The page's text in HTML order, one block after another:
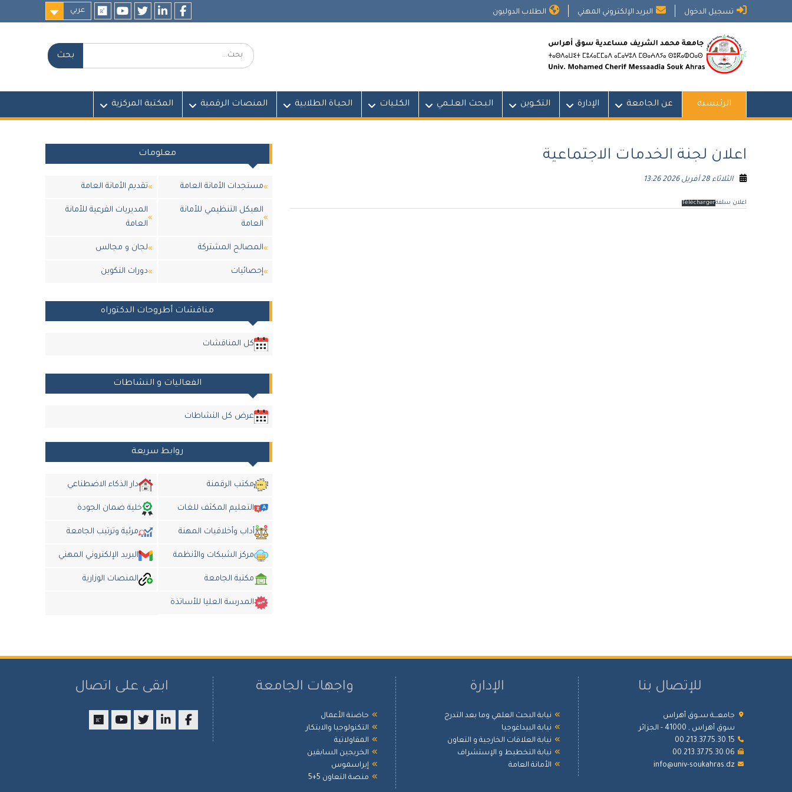
تسجيل الدخول البريد الإلكتروني المهني الطلاب الدوليون
عربي
بحث:
الرئيسية عن الجامعة الإدارة التكــوين البـحث العلــمي الكلـيات الحيـاة الطلابية المنصات الرقمية المكتبة المركزية
اعلان لجنة الخدمات الاجتماعية
الثلاثاء 28 أفريل 2026 13:26
اعلان سلفةTélécharger
معلومات
مستجدات الأمانة العامة تقديم الأمانة العامة
الهيكل التنظيمي للأمانة
العامة
المديريات الفرعية للأمانة
العامة
المصالح المشتركة لجان و مجالس
إحصائيات دورات التكوين
مناقشات أطروحات الدكتوراه
كل المناقشات
الفعاليات و النشاطات
عرض كل النشاطات
روابط سريعة
مكتب الرقمنة دار الذكاء الاضطناعي
التعليم المكثف للغات خلية ضمان الجودة
أداب وأخلاقيات المهنة مرئية وترتيب الجامعة
مركز الشبكات والأنظمة البريد الإلكتروني المهني
مكتبة الجامعة المنصات الوزارية
المدرسة العليا للأساتذة
للإتصال بنا
جامعـــة ســوق أهراس
سوق أهراس , 41000 - الجزائر
00.213.37.75.30.15
00.213.37.75.30.06
info@univ-soukahras.dz
الإدارة
نيابة البحث العلمي وما بعد التدرج
نيابة البيداغوجيا
نيابة العلاقات الخارجية و التعاون
نيابة التخطيط و الإستشراف
الأمانة العامة
واجهات الجامعة
حاضنة الأعمال
التكنولوجيا والابتكار
المقاولاتية
الخريجين السابقين
إيراسموس
منصة التعاون 5+5
ابقى على اتصال